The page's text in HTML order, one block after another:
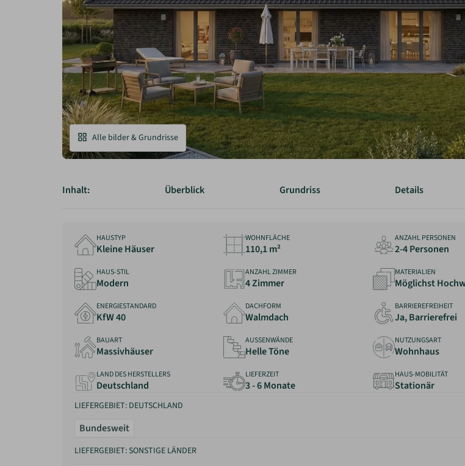
Alle bilder & Grundrisse
Inhalt: Überblick Grundriss Details
HAUSTYP
Kleine Häuser
WOHNFLÄCHE
110,1 m²
ANZAHL PERSONEN
2-4 Personen
HAUS-STIL
Modern
ANZAHL ZIMMER
4 Zimmer
MATERIALIEN
Möglichst
ENERGIESTANDARD
KfW 40
DACHFORM
Walmdach
BARRIEREFREIHEIT
Ja, Barrierefrei
BAUART
Massivhäuser
AUSSENWÄNDE
Helle Töne
NUTZUNGSART
Wohnhaus
LAND DES HERSTELLERS
Deutschland
LIEFERZEIT
3 - 6 Monate
HAUS-MOBILITÄT
Stationär
LIEFERGEBIET: DEUTSCHLAND
Bundesweit
LIEFERGEBIET: SONSTIGE LÄNDER